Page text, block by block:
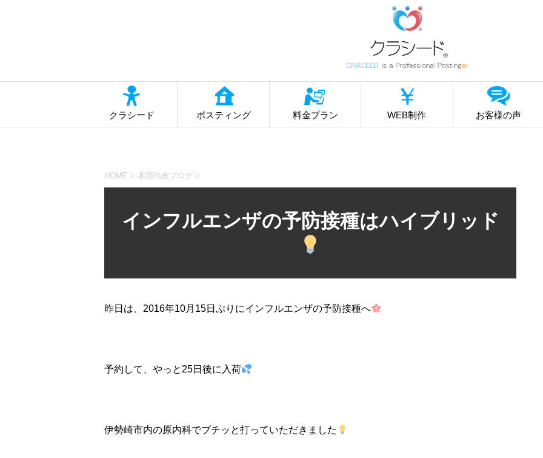
クラシード ポスティング 料金プラン WEB制作 お客様の声
HOME > 本部代表ブログ >
インフルエンザの予防接種はハイブリッド
昨日は、2016年10月15日ぶりにインフルエンザの予防接種へ
予約して、やっと25日後に入荷
伊勢崎市内の原内科でブチッと打っていただきました